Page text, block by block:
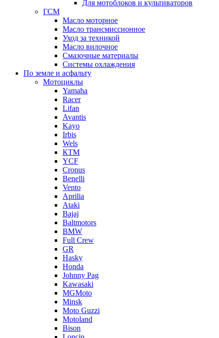
Для мотоблоков и культиваторов
ГСМ
Масло моторное
Масло трансмиссионное
Уход за техникой
Масло вилочное
Смазочные материалы
Системы охлаждения
По земле и асфальту
Мотоциклы
Yamaha
Racer
Lifan
Avantis
Kayo
Irbis
Wels
КТМ
YCF
Cronus
Benelli
Vento
Aprilia
Ataki
Bajaj
Baltmotors
BMW
Full Crew
GR
Hasky
Honda
Johnny Pag
Kawasaki
MGMoto
Minsk
Moto Guzzi
Motoland
Bison